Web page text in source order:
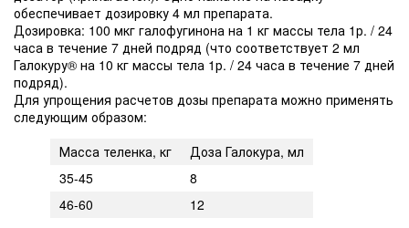
обеспечивает дозировку 4 мл препарата.
Дозировка: 100 мкг галофугинона на 1 кг массы тела 1р. / 24
часа в течение 7 дней подряд (что соответствует 2 мл
Галокуру® на 10 кг массы тела 1р. / 24 часа в течение 7 дней
подряд).
Для упрощения расчетов дозы препарата можно применять
следующим образом:
Масса теленка, кг
Доза Галокура, мл
35-45
8
46-60
12